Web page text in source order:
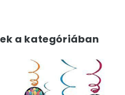
a kategóriában